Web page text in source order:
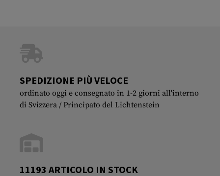
SPEDIZIONE PIÙ VELOCE
ordinato oggi e consegnato in 1-2 giorni all'interno
di Svizzera / Principato del Lichtenstein
11193 ARTICOLO IN STOCK